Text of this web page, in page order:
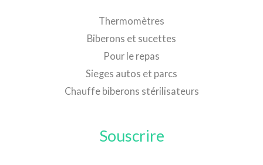
Thermomètres
Biberons et sucettes
Pour le repas
Sieges autos et parcs
Chauffe biberons stérilisateurs
Souscrire